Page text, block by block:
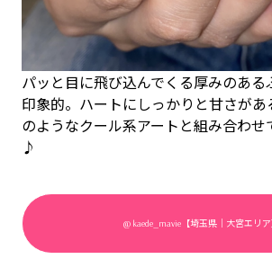
パッと目に飛び込んでくる厚みのある
印象的。ハートにしっかりと甘さが
のようなクール系アートと組み合わせ
♪
@ kaede_mavie【埼玉県｜大宮エリア